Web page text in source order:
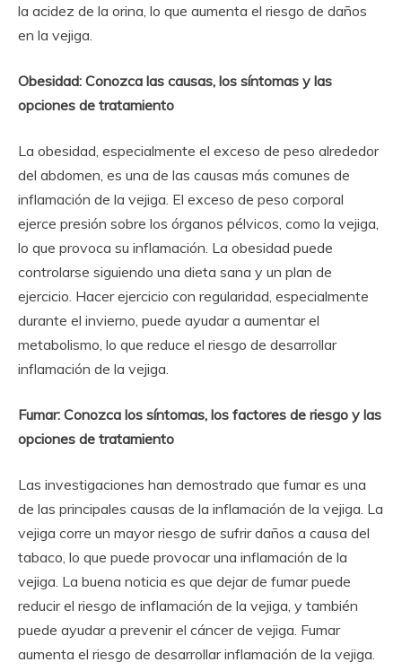
la acidez de la orina, lo que aumenta el riesgo de daños
en la vejiga.
Obesidad: Conozca las causas, los síntomas y las
opciones de tratamiento
La obesidad, especialmente el exceso de peso alrededor
del abdomen, es una de las causas más comunes de
inflamación de la vejiga. El exceso de peso corporal
ejerce presión sobre los órganos pélvicos, como la vejiga,
lo que provoca su inflamación. La obesidad puede
controlarse siguiendo una dieta sana y un plan de
ejercicio. Hacer ejercicio con regularidad, especialmente
durante el invierno, puede ayudar a aumentar el
metabolismo, lo que reduce el riesgo de desarrollar
inflamación de la vejiga.
Fumar: Conozca los síntomas, los factores de riesgo y las
opciones de tratamiento
Las investigaciones han demostrado que fumar es una
de las principales causas de la inflamación de la vejiga. La
vejiga corre un mayor riesgo de sufrir daños a causa del
tabaco, lo que puede provocar una inflamación de la
vejiga. La buena noticia es que dejar de fumar puede
reducir el riesgo de inflamación de la vejiga, y también
puede ayudar a prevenir el cáncer de vejiga. Fumar
aumenta el riesgo de desarrollar inflamación de la vejiga.